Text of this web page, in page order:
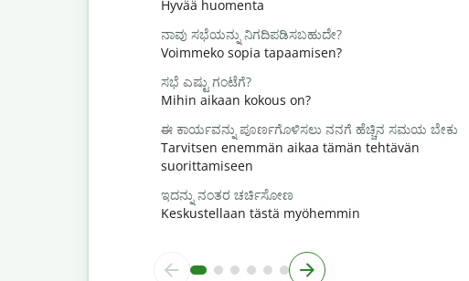
Hyvää huomenta
ನಾವು ಸಭೆಯನ್ನು ನಿಗದಿಪಡಿಸಬಹುದೇ?
Voimmeko sopia tapaamisen?
ಸಭೆ ಎಷ್ಟು ಗಂಟೆಗೆ?
Mihin aikaan kokous on?
ಈ ಕಾರ್ಯವನ್ನು ಪೂರ್ಣಗೊಳಿಸಲು ನನಗೆ ಹೆಚ್ಚಿನ ಸಮಯ ಬೇಕು
Tarvitsen enemmän aikaa tämän tehtävän
suorittamiseen
ಇದನ್ನು ನಂತರ ಚರ್ಚಿಸೋಣ
Keskustellaan tästä myöhemmin